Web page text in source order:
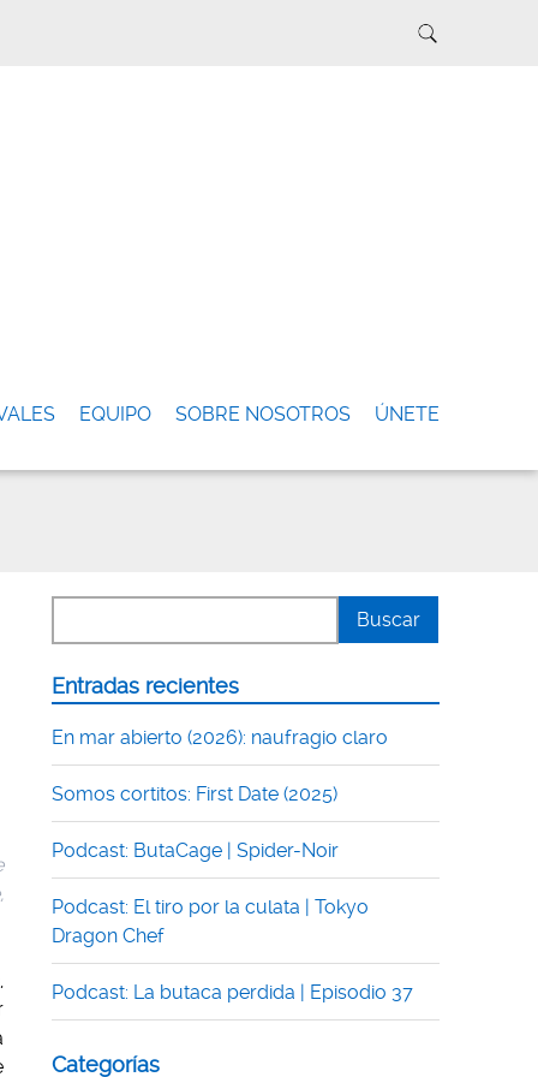
EQUIPO SOBRE NOSOTROS ÚNETE
Entradas recientes
En mar abierto (2026): naufragio claro
Somos cortitos: First Date (2025)
Podcast: ButaCage | Spider-Noir
Podcast: El tiro por la culata | Tokyo
Dragon Chef
Podcast: La butaca perdida | Episodio 37
Categorías